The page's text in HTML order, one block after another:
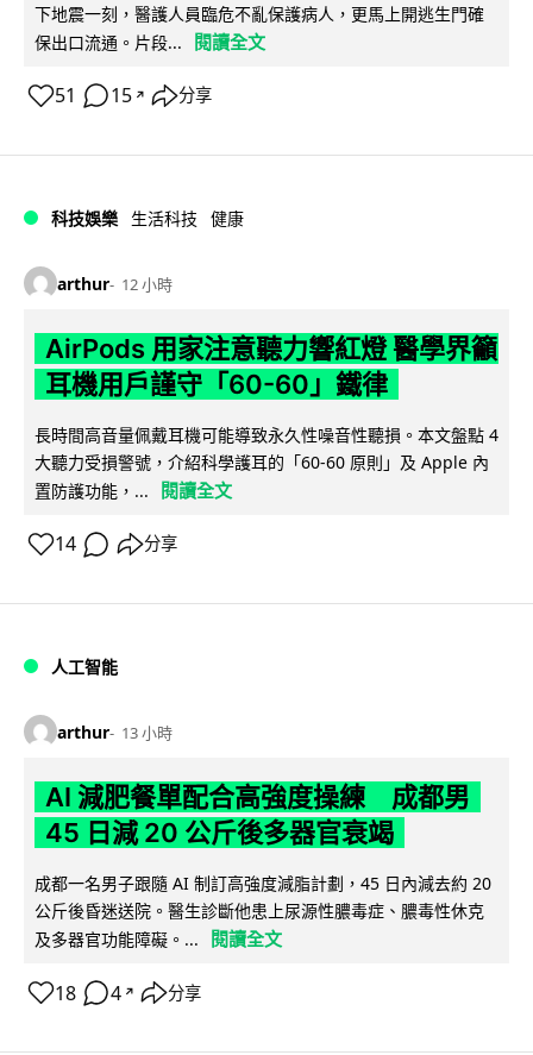
下地震一刻，醫護人員臨危不亂保護病人，更馬上開逃生門確
保出口流通。片段...
閱讀全文
51 15 ↗ 分享
科技娛樂 生活科技 健康
arthur 12 小時
AirPods 用家注意聽力響紅燈 醫學界籲
耳機用戶謹守「60-60」鐵律
長時間高音量佩戴耳機可能導致永久性噪音性聽損。本文盤點 4
大聽力受損警號，介紹科學護耳的「60-60 原則」及 Apple 內
置防護功能，...
閱讀全文
14 分享
人工智能
arthur 13 小時
AI 減肥餐單配合高強度操練 成都男
45 日減 20 公斤後多器官衰竭
成都一名男子跟隨 AI 制訂高強度減脂計劃，45 日內減去約 20
公斤後昏迷送院。醫生診斷他患上尿源性膿毒症、膿毒性休克
及多器官功能障礙。...
閱讀全文
18 4 ↗ 分享